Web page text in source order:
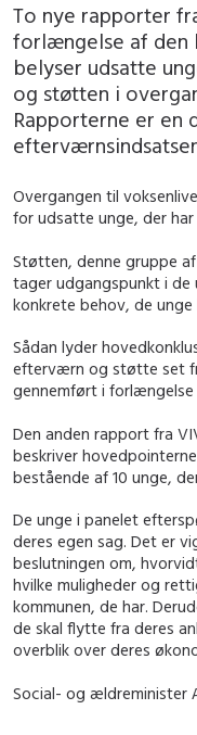
To nye rapporter
forlængelse af den
belyser udsatte
og støtten i
Rapporterne er en
Overgangen til
for udsatte unge, der
Støtten, denne gruppe
tager udgangspunkt i
konkrete behov, de
Sådan lyder
efterværn og støtte set
gennemført i forlængelse
Den anden rapport fra
beskriver
bestående af 10 unge,
De unge i panelet
deres egen sag. Det er
beslutningen om,
hvilke muligheder og
kommunen, de har.
de skal flytte fra deres
overblik over deres
Social- og ældreminister